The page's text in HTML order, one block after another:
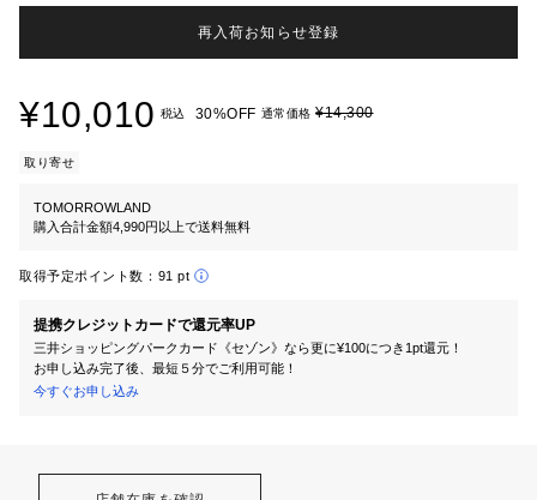
再入荷お知らせ登録
¥10,010 税込 30%OFF 通常価格 ¥14,300
取り寄せ
TOMORROWLAND
購入合計金額4,990円以上で送料無料
取得予定ポイント数： 91 pt
提携クレジットカードで還元率UP
三井ショッピングパークカード《セゾン》なら更に¥100につき1pt還元！
お申し込み完了後、最短５分でご利用可能！
今すぐお申し込み